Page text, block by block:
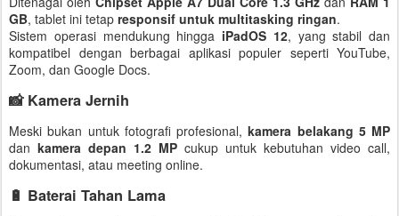
GB, tablet ini tetap responsif untuk multitasking ringan.
Sistem operasi mendukung hingga iPadOS 12, yang stabil dan
kompatibel dengan berbagai aplikasi populer seperti YouTube,
Zoom, dan Google Docs.
📸 Kamera Jernih
Meski bukan untuk fotografi profesional,kamera belakang 5 MP
dan kamera depan 1.2 MP cukup untuk kebutuhan video call,
dokumentasi, atau meeting online.
🔋 Baterai Tahan Lama